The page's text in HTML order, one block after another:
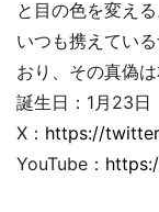
と目の色を変える
いつも携えてい
おり、その真偽は
誕生日：1月23日
X： https://
YouTube：